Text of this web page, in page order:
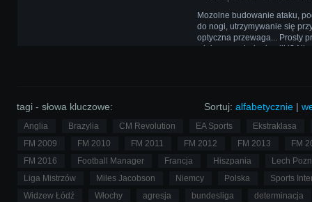
Mozolne budowanie ataku,
do nogi, utrzymywanie się
optyczna przewaga... Prosty
większe posiadanie piłki?
Sortuj: alfabetycznie |
tagi - słowa kluczowe:
Anglia Brazylia CM Revolution EA Sports
Ekstraklasa
FM 2009
FM 2010 FM 2011 FM 2012 FM 2013
FM
FM 2016
Football Manager Francja Hiszpania
Lech
Liga Mistrzów
Miles Jacobson Niemcy Polska
Sports
Widzew Łódź
Włochy agresja bundesliga
determinacja